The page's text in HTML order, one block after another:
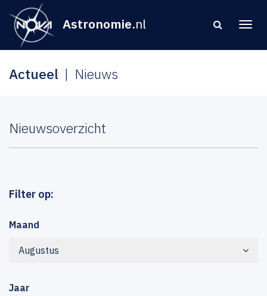
Astronomie.nl
Actueel Nieuws
Nieuwsoverzicht
Filter op:
Maand
Augustus
Jaar